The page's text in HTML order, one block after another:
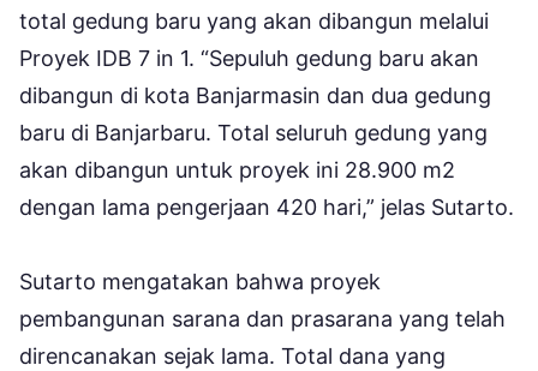
total gedung baru yang akan dibangun melalui
Proyek IDB 7 in 1. “Sepuluh gedung baru akan
dibangun di kota Banjarmasin dan dua gedung
baru di Banjarbaru. Total seluruh gedung yang
akan dibangun untuk proyek ini 28.900 m2
dengan lama pengerjaan 420 hari,” jelas Sutarto.
Sutarto mengatakan bahwa proyek
pembangunan sarana dan prasarana yang telah
direncanakan sejak lama. Total dana yang